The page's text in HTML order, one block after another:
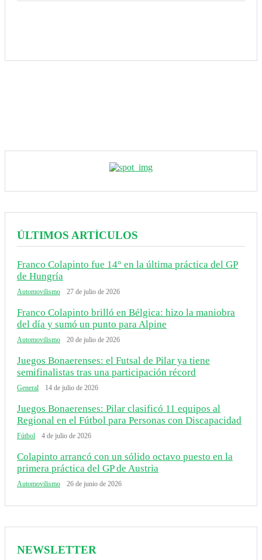
ÚLTIMOS ARTÍCULOS
Franco Colapinto fue 14° en la última práctica del GP
de Hungría
Automovilismo 27 de julio de 2026
Franco Colapinto brilló en Bélgica: hizo la maniobra
del día y sumó un punto para Alpine
Automovilismo 20 de julio de 2026
Juegos Bonaerenses: el Futsal de Pilar ya tiene
semifinalistas tras una participación récord
General 14 de julio de 2026
Juegos Bonaerenses: Pilar clasificó 11 equipos al
Regional en el Fútbol para Personas con Discapacidad
Fútbol 4 de julio de 2026
Colapinto arrancó con un sólido octavo puesto en la
primera práctica del GP de Austria
Automovilismo 26 de junio de 2026
NEWSLETTER